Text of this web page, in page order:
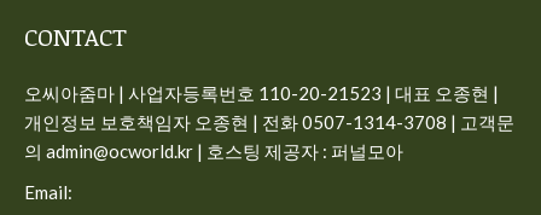
경우에는 그 규정에 따릅니다.
제4조 용어의 정의
① 서비스: 개인용 컴퓨터 (PC), TV, 휴대형 단말기, 전기통신설
– 필수 수집항목: 이메일, 비밀번호, 이름, 전화번호
– 선택 수집항목: 프로필 이미지
– 이용목적: 가입, 서비스 이용시 상담, 공지사항 전달
– 보유기간: 회원탈퇴시 즉시 삭제, 구매 회원인 경우 5년간 보
CONTACT
오씨아줌마 | 사업자등록번호 110-20-21523 | 대표 오종현 |
개인정보 보호책임자 오종현 | 전화 0507-1314-3708 | 고객문
의 admin@ocworld.kr | 호스팅 제공자 : 퍼널모아
Email: